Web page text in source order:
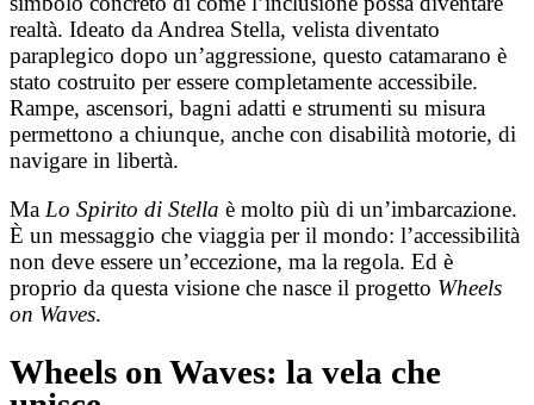
realtà. Ideato da Andrea Stella, velista diventato
paraplegico dopo un’aggressione, questo catamarano è
stato costruito per essere completamente accessibile.
Rampe, ascensori, bagni adatti e strumenti su misura
permettono a chiunque, anche con disabilità motorie, di
navigare in libertà.
Ma Lo Spirito di Stella è molto più di un’imbarcazione.
È un messaggio che viaggia per il mondo: l’accessibilità
non deve essere un’eccezione, ma la regola. Ed è
proprio da questa visione che nasce il progetto Wheels
on Waves.
Wheels on Waves: la vela che